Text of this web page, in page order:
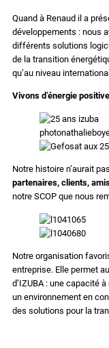
Quand à Renaud il a
développements : nous
différents solutions
de la transition
qu’au niveau
Vivons d’énergie positive
Notre histoire n’aurait
partenaires, clients,
notre SCOP que nous
Notre organisation
entreprise. Elle permet
d’IZUBA : une capacité
un environnement en
des solutions pour la